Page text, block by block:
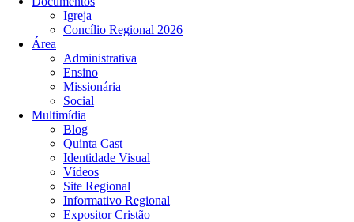
Igreja
Concílio Regional 2026
Área
Administrativa
Ensino
Missionária
Social
Multimídia
Blog
Quinta Cast
Identidade Visual
Vídeos
Site Regional
Informativo Regional
Expositor Cristão